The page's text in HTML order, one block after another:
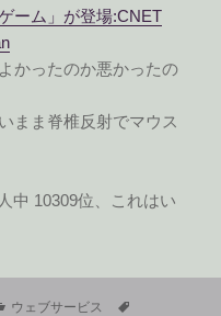
ーム」が登場:CNET
かったのか悪かったの
まま脊椎反射でマウス
中 10309位、これはい
カ
ウェブサービス